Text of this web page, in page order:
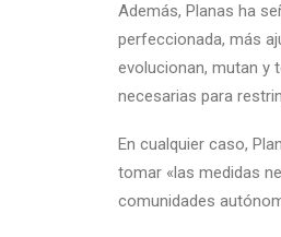
Además, Planas ha
perfeccionada, más
evolucionan, mutan y
necesarias para
En cualquier caso,
tomar «las medidas
comunidades